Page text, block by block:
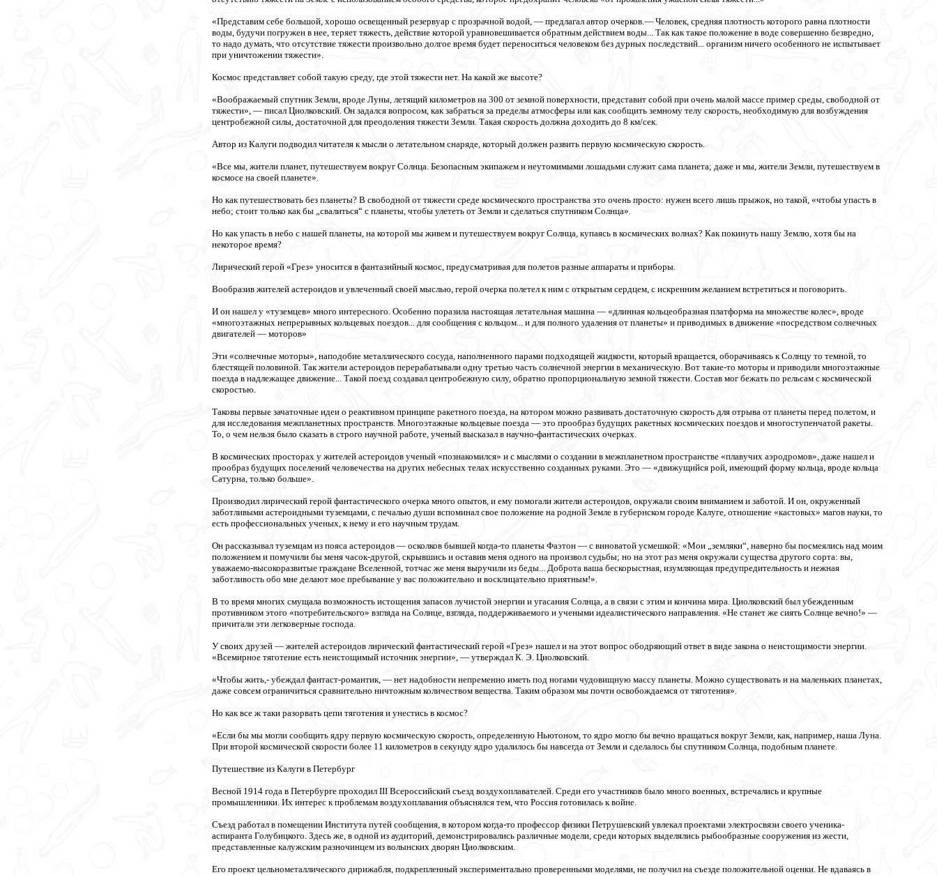
«Представим себе большой, хорошо освещенный резервуар с прозрачной водой, — предлагал автор очерков.— Человек, средняя плотность которого равна плотности
воды, будучи погружен в нее, теряет тяжесть, действие которой уравновешивается обратным действием воды... Так как такое положение в воде совершенно безвредно,
то надо думать, что отсутствие тяжести произвольно долгое время будет переноситься человеком без дурных последствий... организм ничего особенного не испытывает
при уничтожении тяжести».
Космос представляет собой такую среду, где этой тяжести нет. На какой же высоте?
«Воображаемый спутник Земли, вроде Луны, летящий километров на 300 от земной поверхности, представит собой при очень малой массе пример среды, свободной от
тяжести», — писал Циолковский. Он задался вопросом, как забраться за пределы атмосферы или как сообщить земному телу скорость, необходимую для возбуждения
центробежной силы, достаточной для преодоления тяжести Земли. Такая скорость должна доходить до 8 км/сек.
Автор из Калуги подводил читателя к мысли о летательном снаряде, который должен развить первую космическую скорость.
«Все мы, жители планет, путешествуем вокруг Солнца. Безопасным экипажем и неутомимыми лошадьми служит сама планета; даже и мы, жители Земли, путешествуем в
космосе на своей планете».
Но как путешествовать без планеты? В свободной от тяжести среде космического пространства это очень просто: нужен всего лишь прыжок, но такой, «чтобы упасть в
небо; стоит только как бы „свалиться“ с планеты, чтобы улететь от Земли и сделаться спутником Солнца».
Но как упасть в небо с нашей планеты, на которой мы живем и путешествуем вокруг Солнца, купаясь в космических волнах? Как покинуть нашу Землю, хотя бы на
некоторое время?
Лирический герой «Грез» уносится в фантазийный космос, предусматривая для полетов разные аппараты и приборы.
Вообразив жителей астероидов и увлеченный своей мыслью, герой очерка полетел к ним с открытым сердцем, с искренним желанием встретиться и поговорить.
И он нашел у «туземцев» много интересного. Особенно поразила настоящая летательная машина — «длинная кольцеобразная платформа на множестве колес», вроде
«многоэтажных непрерывных кольцевых поездов... для сообщения с кольцом... и для полного удаления от планеты» и приводимых в движение «посредством солнечных
двигателей — моторов»
Эти «солнечные моторы», наподобие металлического сосуда, наполненного парами подходящей жидкости, который вращается, оборачиваясь к Солнцу то темной, то
блестящей половиной. Так жители астероидов перерабатывали одну третью часть солнечной энергии в механическую. Вот такие-то моторы и приводили многоэтажные
поезда в надлежащее движение... Такой поезд создавал центробежную силу, обратно пропорциональную земной тяжести. Состав мог бежать по рельсам с космической
скоростью.
Таковы первые зачаточные идеи о реактивном принципе ракетного поезда, на котором можно развивать достаточную скорость для отрыва от планеты перед полетом, и
для исследования межпланетных пространств. Многоэтажные кольцевые поезда — это прообраз будущих ракетных космических поездов и многоступенчатой ракеты.
То, о чем нельзя было сказать в строго научной работе, ученый высказал в научно-фантастических очерках.
В космических просторах у жителей астероидов ученый «познакомился» и с мыслями о создании в межпланетном пространстве «плавучих аэродромов», даже нашел и
прообраз будущих поселений человечества на других небесных телах искусственно созданных руками. Это — «движущийся рой, имеющий форму кольца, вроде кольца
Сатурна, только больше».
Производил лирический герой фантастического очерка много опытов, и ему помогали жители астероидов, окружали своим вниманием и заботой. И он, окруженный
заботливыми астероидными туземцами, с печалью души вспоминал свое положение на родной Земле в губернском городе Калуге, отношение «кастовых» магов науки, то
есть профессиональных ученых, к нему и его научным трудам.
Он рассказывал туземцам из пояса астероидов — осколков бывшей когда-то планеты Фаэтон — с виноватой усмешкой: «Мои „земляки“, наверно бы посмеялись над моим
положением и помучили бы меня часок-другой, скрывшись и оставив меня одного на произвол судьбы; но на этот раз меня окружали существа другого сорта: вы,
уважаемо-высокоразвитые граждане Вселенной, тотчас же меня выручили из беды... Доброта ваша бескорыстная, изумляющая предупредительность и нежная
заботливость обо мне делают мое пребывание у вас положительно и восклицательно приятным!».
В то время многих смущала возможность истощения запасов лучистой энергии и угасания Солнца, а в связи с этим и кончина мира. Циолковский был убежденным
противником этого «потребительского» взгляда на Солнце, взгляда, поддерживаемого и учеными идеалистического направления. «Не станет же сиять Солнце вечно!» —
причитали эти легковерные господа.
У своих друзей — жителей астероидов лирический фантастический герой «Грез» нашел и на этот вопрос ободряющий ответ в виде закона о неистощимости энергии.
«Всемирное тяготение есть неистощимый источник энергии», — утверждал К. Э. Циолковский.
«Чтобы жить,- убеждал фантаст-романтик, — нет надобности непременно иметь под ногами чудовищную массу планеты. Можно существовать и на маленьких планетах,
даже совсем ограничиться сравнительно ничтожным количеством вещества. Таким образом мы почти освобождаемся от тяготения».
Но как все ж таки разорвать цепи тяготения и унестись в космос?
«Если бы мы могли сообщить ядру первую космическую скорость, определенную Ньютоном, то ядро могло бы вечно вращаться вокруг Земли, как, например, наша Луна.
При второй космической скорости более 11 километров в секунду ядро удалилось бы навсегда от Земли и сделалось бы спутником Солнца, подобным планете.
Путешествие из Калуги в Петербург
Весной 1914 года в Петербурге проходил III Всероссийский съезд воздухоплавателей. Среди его участников было много военных, встречались и крупные
промышленники. Их интерес к проблемам воздухоплавания объяснялся тем, что Россия готовилась к войне.
Съезд работал в помещении Института путей сообщения, в котором когда-то профессор физики Петрушевский увлекал проектами электросвязи своего ученика-
аспиранта Голубицкого. Здесь же, в одной из аудиторий, демонстрировались различные модели, среди которых выделялись рыбообразные сооружения из жести,
представленные калужским разночинцем из волынских дворян Циолковским.
Его проект цельнометаллического дирижабля, подкрепленный экспериментально проверенными моделями, не получил на съезде положительной оценки. Не вдаваясь в